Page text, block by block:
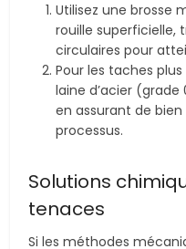
Utilisez une brosse
rouille superficielle,
circulaires pour
Pour les taches
laine d’acier
en assurant de
processus.
Solutions
tenaces
Si les méthodes